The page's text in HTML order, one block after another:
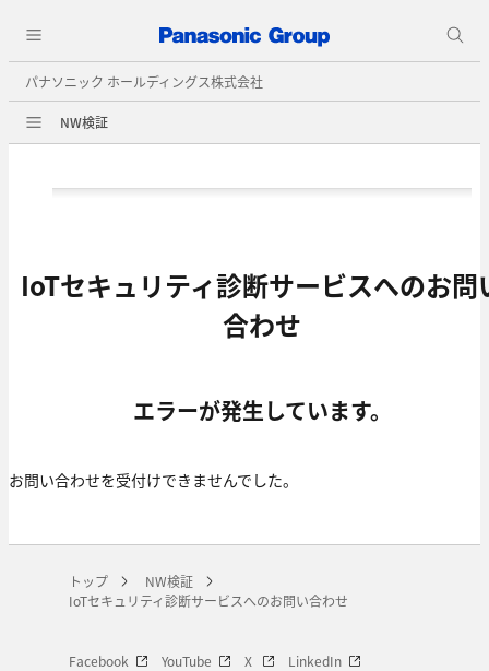
パナソニック ホールディングス株式会社
NW検証
IoTセキュリティ診断サービスへのお問
合わせ
エラーが発生しています。
お問い合わせを受付けできませんでした。
トップ
NW検証
IoTセキュリティ診断サービスへのお問い合わせ
Facebook YouTube X LinkedIn